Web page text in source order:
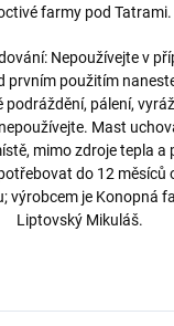
farmy pod Tatrami.
Nepoužívejte v
prvním použitím
podráždění, pálení,
Mast
mimo zdroje tepla a
do 12 měsíců
výrobcem je Konopná
Liptovský Mikuláš.